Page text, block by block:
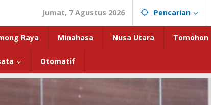
Jumat, 7 Agustus 2026 Pencarian
Raya Minahasa Nusa Utara Tomohon
Otomatif